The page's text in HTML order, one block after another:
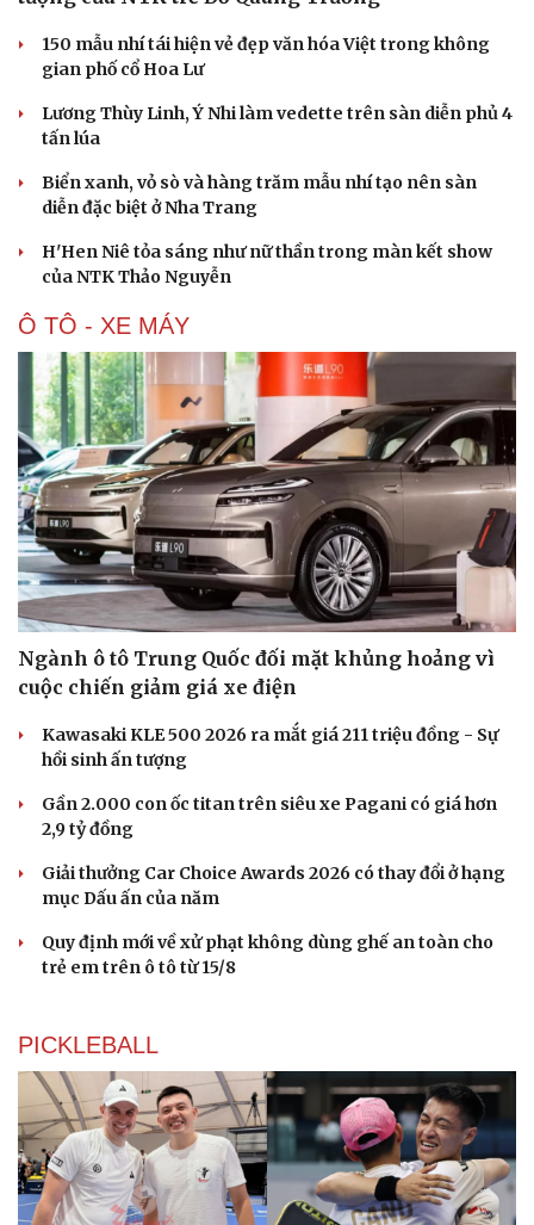
Văn hóa
Sân khấu - Điện ảnh
Âm nhạc
Di sản
Giải trí
Sao Việt
150 mẫu nhí tái hiện vẻ đẹp văn hóa Việt trong không
gian phố cổ Hoa Lư
Lương Thùy Linh, Ý Nhi làm vedette trên sàn diễn phủ 4
tấn lúa
Biển xanh, vỏ sò và hàng trăm mẫu nhí tạo nên sàn
diễn đặc biệt ở Nha Trang
H'Hen Niê tỏa sáng như nữ thần trong màn kết show
của NTK Thảo Nguyễn
Ô TÔ - XE MÁY
Ngành ô tô Trung Quốc đối mặt khủng hoảng vì
cuộc chiến giảm giá xe điện
Kawasaki KLE 500 2026 ra mắt giá 211 triệu đồng - Sự
hồi sinh ấn tượng
Gần 2.000 con ốc titan trên siêu xe Pagani có giá hơn
2,9 tỷ đồng
Giải thưởng Car Choice Awards 2026 có thay đổi ở hạng
mục Dấu ấn của năm
Quy định mới về xử phạt không dùng ghế an toàn cho
trẻ em trên ô tô từ 15/8
PICKLEBALL